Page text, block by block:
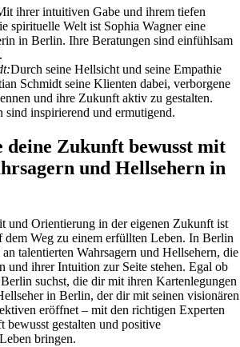
ihrer intuitiven Gabe und ihrem tiefen
spirituelle Welt ist Sophia Wagner eine
in Berlin. Ihre Beratungen sind einfühlsam
Durch seine Hellsicht und seine Empathie
Schmidt seine Klienten dabei, verborgene
und ihre Zukunft aktiv zu gestalten.
sind inspirierend und ermutigend.
deine Zukunft bewusst mit
und Hellsehern in
und Orientierung in der eigenen Zukunft ist
Weg zu einem erfüllten Leben. In Berlin
talentierten Wahrsagern und Hellsehern, die
und ihrer Intuition zur Seite stehen. Egal ob
suchst, die dir mit ihren Kartenlegungen
in Berlin, der dir mit seinen visionären
eröffnet – mit den richtigen Experten
bewusst gestalten und positive
bringen.